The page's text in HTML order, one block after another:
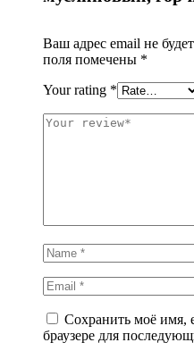
Ваш адрес email не
поля помечены *
Your rating *
Сохранить моё имя,
браузере для